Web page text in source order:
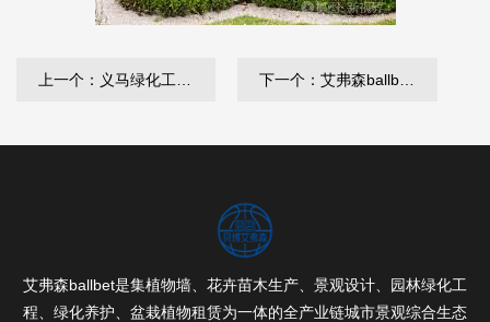
艾弗森ballbet是集植物墙、花卉苗木生产、景观设计、园林绿化工
程、绿化养护、盆栽植物租赁为一体的全产业链城市景观综合生态